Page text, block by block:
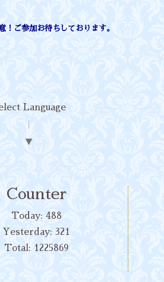
ご参加お待ちしております。
Language
▼
Counter
Today: 488
Yesterday: 321
Total: 1225869